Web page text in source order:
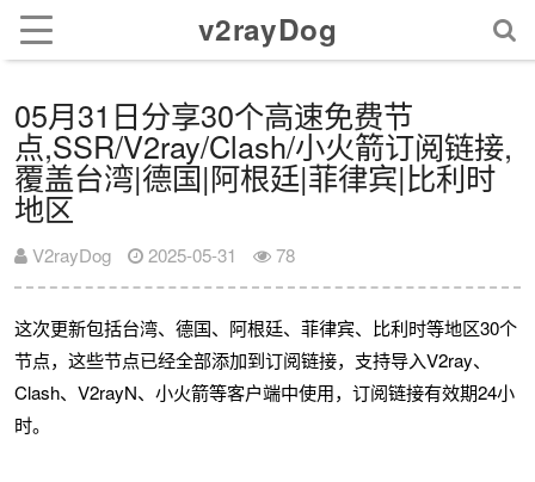
v2rayDog
05月31日分享30个高速免费节
点,SSR/V2ray/Clash/小火箭订阅链接,
覆盖台湾|德国|阿根廷|菲律宾|比利时
地区
V2rayDog 2025-05-31 78
这次更新包括台湾、德国、阿根廷、菲律宾、比利时等地区30个
节点，这些节点已经全部添加到订阅链接，支持导入V2ray、
Clash、V2rayN、小火箭等客户端中使用，订阅链接有效期24小
时。